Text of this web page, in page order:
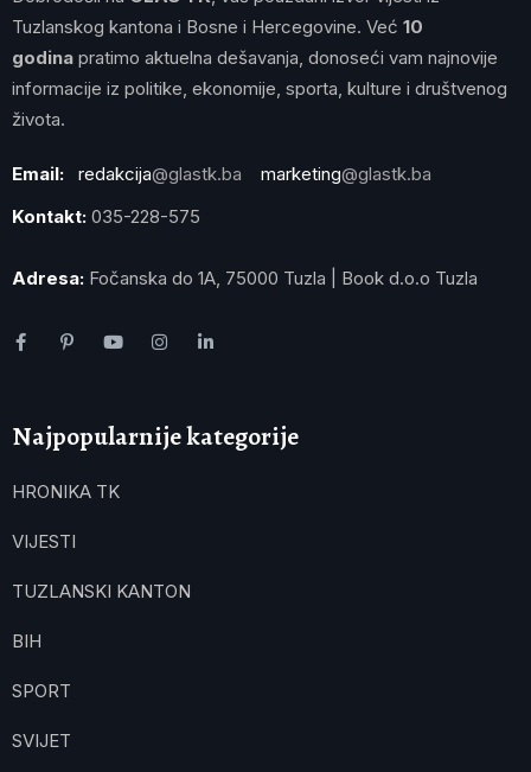
Tuzlanskog kantona i Bosne i Hercegovine. Već 10
godina pratimo aktuelna dešavanja, donoseći vam najnovije
informacije iz politike, ekonomije, sporta, kulture i društvenog
života.
Email: redakcija@glastk.ba marketing@glastk.ba
Kontakt: 035-228-575
Adresa: Fočanska do 1A, 75000 Tuzla | Book d.o.o Tuzla
Najpopularnije kategorije
HRONIKA TK
VIJESTI
TUZLANSKI KANTON
BIH
SPORT
SVIJET